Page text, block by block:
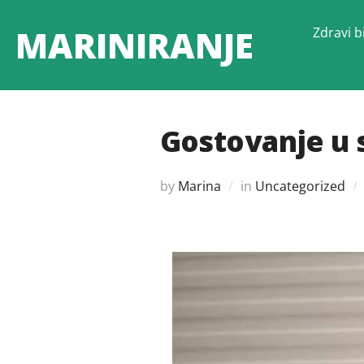
contentMARINIRANJE Zdravi
Gostovanje
by Marina in Uncategorized